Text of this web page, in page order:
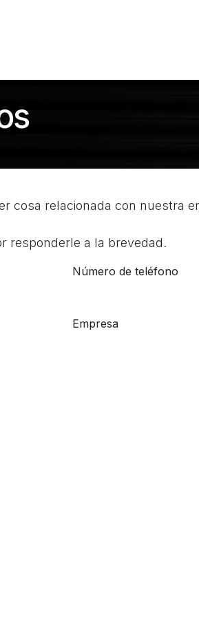
cosa relacionada con nuestra
responderle a la brevedad.
Número de teléfono
Empresa